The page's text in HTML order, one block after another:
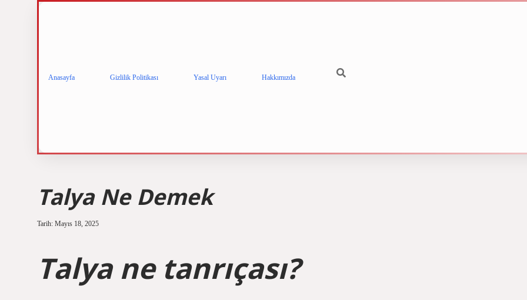
Anasayfa Gizlilik Politikası Yasal Uyarı Hakkımızda
Talya Ne Demek
Tarih: Mayıs 18, 2025
Talya ne tanrıçası?